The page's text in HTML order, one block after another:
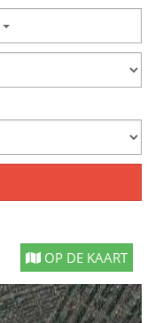
OP DE KAART